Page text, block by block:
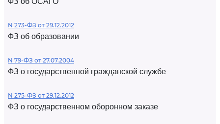
N 273-ФЗ от 29.12.2012
ФЗ об образовании
N 79-ФЗ от 27.07.2004
ФЗ о государственной гражданской службе
N 275-ФЗ от 29.12.2012
ФЗ о государственном оборонном заказе